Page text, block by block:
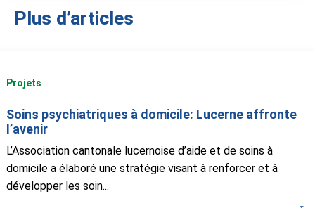
Plus d’articles
Projets
Soins psychiatriques à domicile: Lucerne affronte
l’avenir
L’Association cantonale lucernoise d’aide et de soins à
domicile a élaboré une stratégie visant à renforcer et à
développer les soin...